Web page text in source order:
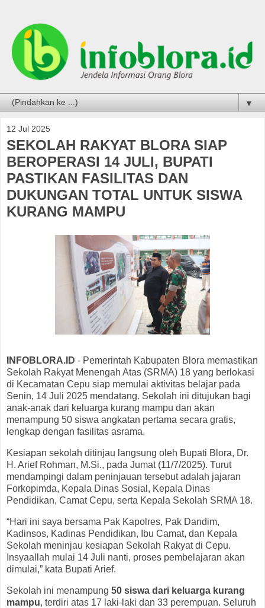
▼
12 Jul 2025
SEKOLAH RAKYAT BLORA SIAP
BEROPERASI 14 JULI, BUPATI
PASTIKAN FASILITAS DAN
DUKUNGAN TOTAL UNTUK SISWA
KURANG MAMPU
INFOBLORA.ID - Pemerintah Kabupaten Blora memastikan
Sekolah Rakyat Menengah Atas (SRMA) 18 yang berlokasi
di Kecamatan Cepu siap memulai aktivitas belajar pada
Senin, 14 Juli 2025 mendatang. Sekolah ini ditujukan bagi
anak-anak dari keluarga kurang mampu dan akan
menampung 50 siswa angkatan pertama secara gratis,
lengkap dengan fasilitas asrama.
Kesiapan sekolah ditinjau langsung oleh Bupati Blora, Dr.
H. Arief Rohman, M.Si., pada Jumat (11/7/2025). Turut
mendampingi dalam peninjauan tersebut adalah jajaran
Forkopimda, Kepala Dinas Sosial, Kepala Dinas
Pendidikan, Camat Cepu, serta Kepala Sekolah SRMA 18.
“Hari ini saya bersama Pak Kapolres, Pak Dandim,
Kadinsos, Kadinas Pendidikan, Ibu Camat, dan Kepala
Sekolah meninjau kesiapan Sekolah Rakyat di Cepu.
Insyaallah mulai 14 Juli nanti, proses pembelajaran akan
dimulai,” kata Bupati Arief.
Sekolah ini menampung 50 siswa dari keluarga kurang
mampu, terdiri atas 17 laki-laki dan 33 perempuan. Seluruh